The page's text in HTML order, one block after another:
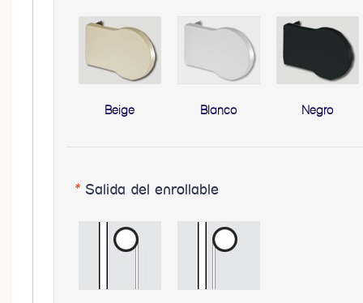
Beige Blanco Negro
* Salida del enrollable